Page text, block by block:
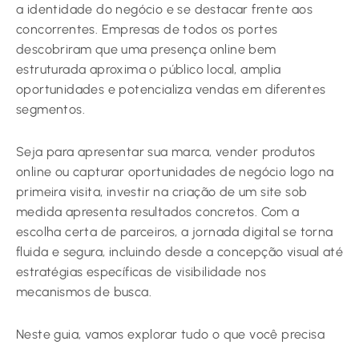
a identidade do negócio e se destacar frente aos
concorrentes. Empresas de todos os portes
descobriram que uma presença online bem
estruturada aproxima o público local, amplia
oportunidades e potencializa vendas em diferentes
segmentos.
Seja para apresentar sua marca, vender produtos
online ou capturar oportunidades de negócio logo na
primeira visita, investir na criação de um site sob
medida apresenta resultados concretos. Com a
escolha certa de parceiros, a jornada digital se torna
fluida e segura, incluindo desde a concepção visual até
estratégias específicas de visibilidade nos
mecanismos de busca.
Neste guia, vamos explorar tudo o que você precisa